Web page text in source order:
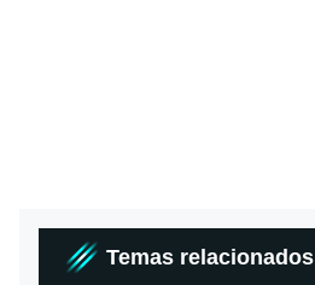
Temas relacionados